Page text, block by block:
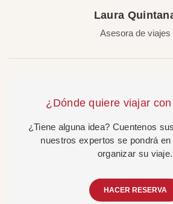
Laura
Asesora de viajes
¿Dónde quiere viajar
¿Tiene alguna idea? Cuentenos
nuestros expertos se pondrá
organizar su viaje.
HACER RESERVA